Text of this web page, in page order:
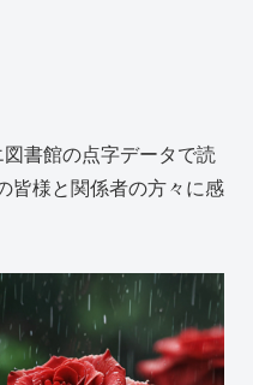
書館の点字データで読
皆様と関係者の方々に感